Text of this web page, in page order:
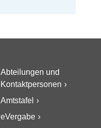
Abteilungen und
Kontaktpersonen
Amtstafel
eVergabe